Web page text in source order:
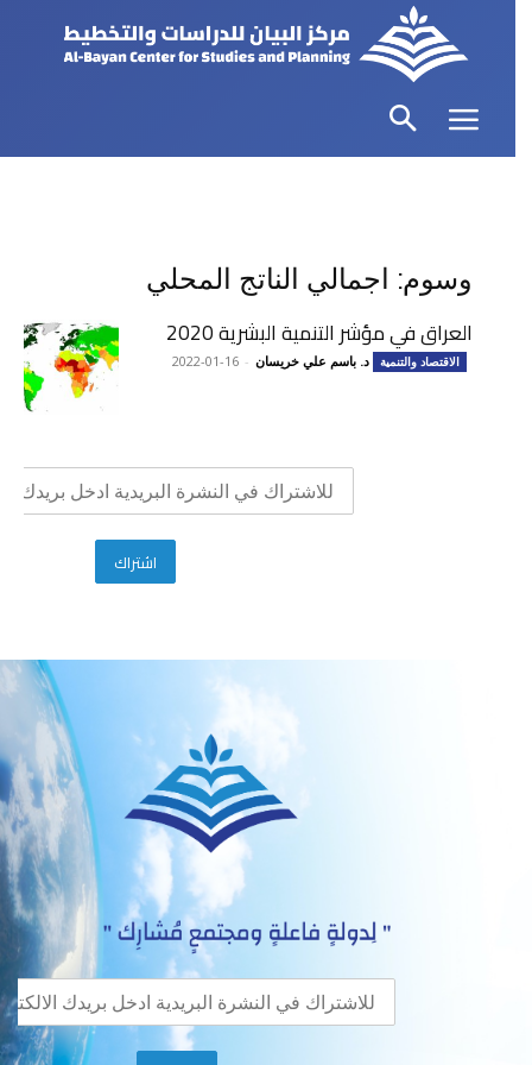
وسوم: اجمالي الناتج المحلي
العراق في مؤشر التنمية البشرية 2020
الاقتصاد والتنمية د. باسم علي خريسان -
2022-01-16